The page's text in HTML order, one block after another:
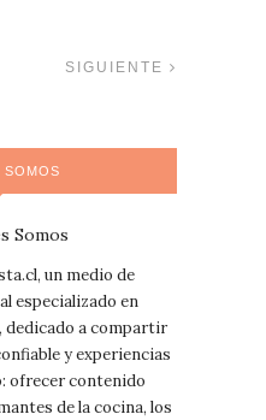
SIGUIENTE
SOMOS
un medio de
especializado en
a compartir
y experiencias
ofrecer contenido
de la cocina, los